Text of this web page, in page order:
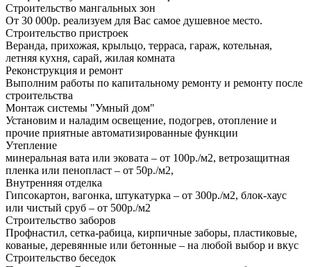
Строительство мангальных зон
От 30 000р. реализуем для Вас самое душевное место.
Строительство пристроек
Веранда, прихожая, крыльцо, терраса, гараж, котельная,
летняя кухня, сарай, жилая комната
Реконструкция и ремонт
Выполним работы по капитальному ремонту и ремонту после
строительства
Монтаж системы "Умный дом"
Установим и наладим освещение, подогрев, отопление и
прочие приятные автоматизированные функции
Утепление
минеральная вата или эковата – от 100р./м2, ветрозащитная
пленка или пенопласт – от 50р./м2,
Внутренняя отделка
Гипсокартон, вагонка, штукатурка – от 300р./м2, блок-хаус
или чистый сруб – от 500р./м2
Строительство заборов
Профнастил, сетка-рабица, кирпичные заборы, пластиковые,
кованые, деревянные или бетонные – на любой выбор и вкус
Строительство беседок